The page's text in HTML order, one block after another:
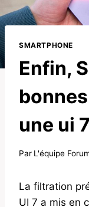
SMARTPHONE
Enfin,
une ui 7
Par L'équipe
La filtration
UI 7 a mis en